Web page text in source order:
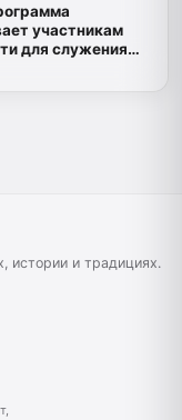
участникам
для служения
истории и традициях.